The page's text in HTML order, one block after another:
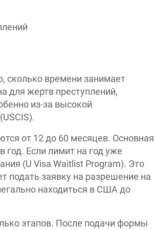
сколько времени занимает
для жертв преступлений,
из-за высокой
от 12 до 60 месяцев. Основная
год. Если лимит на год уже
(U Visa Waitlist Program). Это
подать заявку на разрешение на
находиться в США до
этапов. После подачи формы